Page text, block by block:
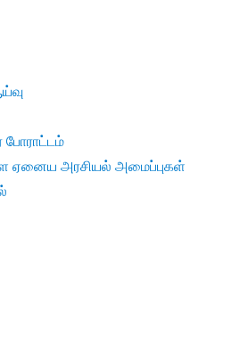
ஏனைய அரசியல் அமைப்புகள்